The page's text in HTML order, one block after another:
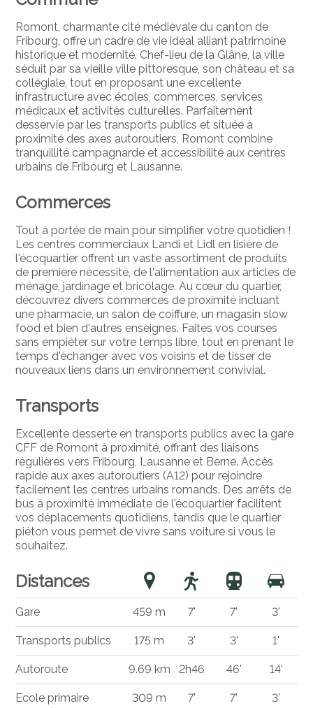
Romont, charmante cité médiévale du canton de
Fribourg, offre un cadre de vie idéal alliant patrimoine
historique et modernité. Chef-lieu de la Glâne, la ville
séduit par sa vieille ville pittoresque, son château et sa
collégiale, tout en proposant une excellente
infrastructure avec écoles, commerces, services
médicaux et activités culturelles. Parfaitement
desservie par les transports publics et située à
proximité des axes autoroutiers, Romont combine
tranquillité campagnarde et accessibilité aux centres
urbains de Fribourg et Lausanne.
Commerces
Tout à portée de main pour simplifier votre quotidien !
Les centres commerciaux Landi et Lidl en lisière de
l'écoquartier offrent un vaste assortiment de produits
de première nécessité, de l'alimentation aux articles de
ménage, jardinage et bricolage. Au cœur du quartier,
découvrez divers commerces de proximité incluant
une pharmacie, un salon de coiffure, un magasin slow
food et bien d'autres enseignes. Faites vos courses
sans empiéter sur votre temps libre, tout en prenant le
temps d'échanger avec vos voisins et de tisser de
nouveaux liens dans un environnement convivial.
Transports
Excellente desserte en transports publics avec la gare
CFF de Romont à proximité, offrant des liaisons
régulières vers Fribourg, Lausanne et Berne. Accès
rapide aux axes autoroutiers (A12) pour rejoindre
facilement les centres urbains romands. Des arrêts de
bus à proximité immédiate de l'écoquartier facilitent
vos déplacements quotidiens, tandis que le quartier
piéton vous permet de vivre sans voiture si vous le
souhaitez.
Distances
Gare 459 m 7' 7' 3'
Transports publics 175 m 3' 3' 1'
Autoroute 9.69 km 2h46 46' 14'
Ecole primaire 309 m 7' 7' 3'